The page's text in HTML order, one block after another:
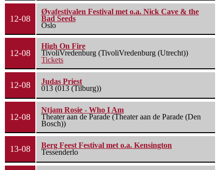
12-08
Øyafestivalen Festival met o.a. Nick Cave & the
Bad Seeds
Oslo
12-08
High On Fire
TivoliVredenburg (TivoliVredenburg (Utrecht))
Tickets
12-08
Judas Priest
013 (013 (Tilburg))
12-08
Ntjam Rosie - Who I Am
Theater aan de Parade (Theater aan de Parade (Den
Bosch))
13-08
Berg Feest Festival met o.a. Kensington
Tessenderlo